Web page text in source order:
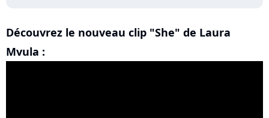
Découvrez le nouveau clip "She" de Laura
Mvula :